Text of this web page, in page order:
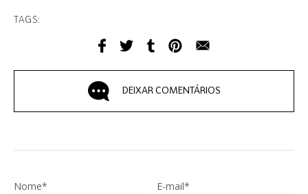
TAGS:
DEIXAR COMENTÁRIOS
Nome* E-mail*